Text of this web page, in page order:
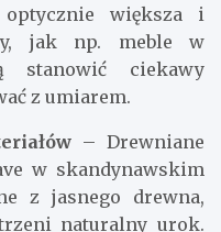
większa i
jak np. meble w
stanowić ciekawy
z umiarem.
– Drewniane
w skandynawskim
z jasnego drewna,
naturalny urok.